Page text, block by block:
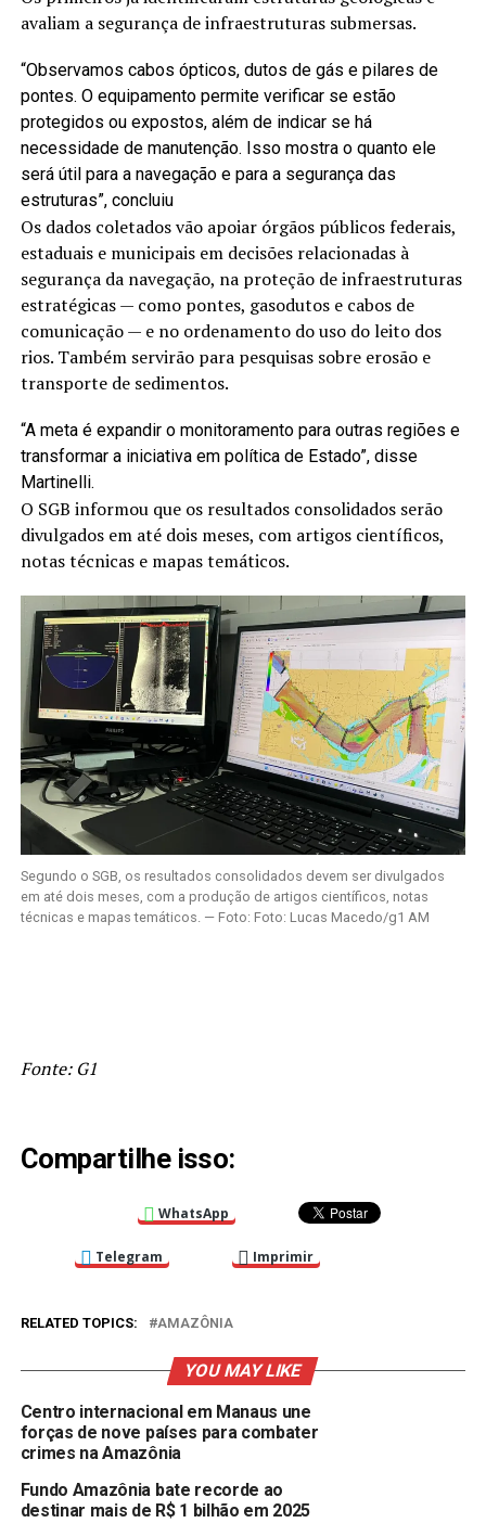
avaliam a segurança de infraestruturas submersas.
“Observamos cabos ópticos, dutos de gás e pilares de
pontes. O equipamento permite verificar se estão
protegidos ou expostos, além de indicar se há
necessidade de manutenção. Isso mostra o quanto ele
será útil para a navegação e para a segurança das
estruturas”, concluiu
Os dados coletados vão apoiar órgãos públicos federais,
estaduais e municipais em decisões relacionadas à
segurança da navegação, na proteção de infraestruturas
estratégicas — como pontes, gasodutos e cabos de
comunicação — e no ordenamento do uso do leito dos
rios. Também servirão para pesquisas sobre erosão e
transporte de sedimentos.
“A meta é expandir o monitoramento para outras regiões e
transformar a iniciativa em política de Estado”, disse
Martinelli.
O SGB informou que os resultados consolidados serão
divulgados em até dois meses, com artigos científicos,
notas técnicas e mapas temáticos.
Segundo o SGB, os resultados consolidados devem ser divulgados
em até dois meses, com a produção de artigos científicos, notas
técnicas e mapas temáticos. — Foto: Foto: Lucas Macedo/g1 AM
Fonte: G1
Compartilhe isso:
WhatsApp
Telegram Imprimir
RELATED TOPICS: AMAZÔNIA
YOU MAY LIKE
Centro internacional em Manaus une
forças de nove países para combater
crimes na Amazônia
Fundo Amazônia bate recorde ao
destinar mais de R$ 1 bilhão em 2025